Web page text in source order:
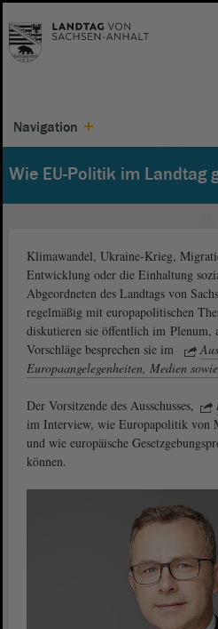
Navigation
Wie EU-Politik im Landtag
Klimawandel, Ukraine-Krieg,
Entwicklung oder die Einhaltung
Abgeordneten des Landtags von
regelmäßig mit europapolitischen
diskutieren sie öffentlich im Plenum,
Vorschläge besprechen sie im
Europaangelegenheiten, Medien
Der Vorsitzende des Ausschusses,
im Interview, wie Europapolitik von
und wie europäische
können.